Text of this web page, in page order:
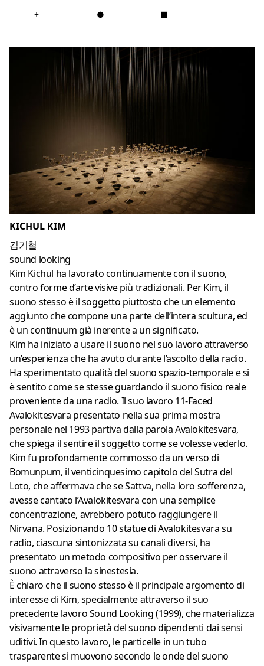
+ ● ■
KICHUL KIM
김기철
sound looking
Kim Kichul ha lavorato continuamente con il suono,
contro forme d’arte visive più tradizionali. Per Kim, il
suono stesso è il soggetto piuttosto che un elemento
aggiunto che compone una parte dell’intera scultura, ed
è un continuum già inerente a un significato.
Kim ha iniziato a usare il suono nel suo lavoro attraverso
un’esperienza che ha avuto durante l’ascolto della radio.
Ha sperimentato qualità del suono spazio-temporale e si
è sentito come se stesse guardando il suono fisico reale
proveniente da una radio. Il suo lavoro 11-Faced
Avalokitesvara presentato nella sua prima mostra
personale nel 1993 partiva dalla parola Avalokitesvara,
che spiega il sentire il soggetto come se volesse vederlo.
Kim fu profondamente commosso da un verso di
Bomunpum, il venticinquesimo capitolo del Sutra del
Loto, che affermava che se Sattva, nella loro sofferenza,
avesse cantato l’Avalokitesvara con una semplice
concentrazione, avrebbero potuto raggiungere il
Nirvana. Posizionando 10 statue di Avalokitesvara su
radio, ciascuna sintonizzata su canali diversi, ha
presentato un metodo compositivo per osservare il
suono attraverso la sinestesia.
È chiaro che il suono stesso è il principale argomento di
interesse di Kim, specialmente attraverso il suo
precedente lavoro Sound Looking (1999), che materializza
visivamente le proprietà del suono dipendenti dai sensi
uditivi. In questo lavoro, le particelle in un tubo
trasparente si muovono secondo le onde del suono